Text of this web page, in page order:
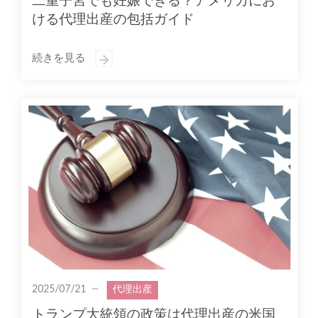
ける代理出産の包括ガイド
続きを見る
2025/07/21 代理出産
トランプ大統領の政策は代理出産の米国